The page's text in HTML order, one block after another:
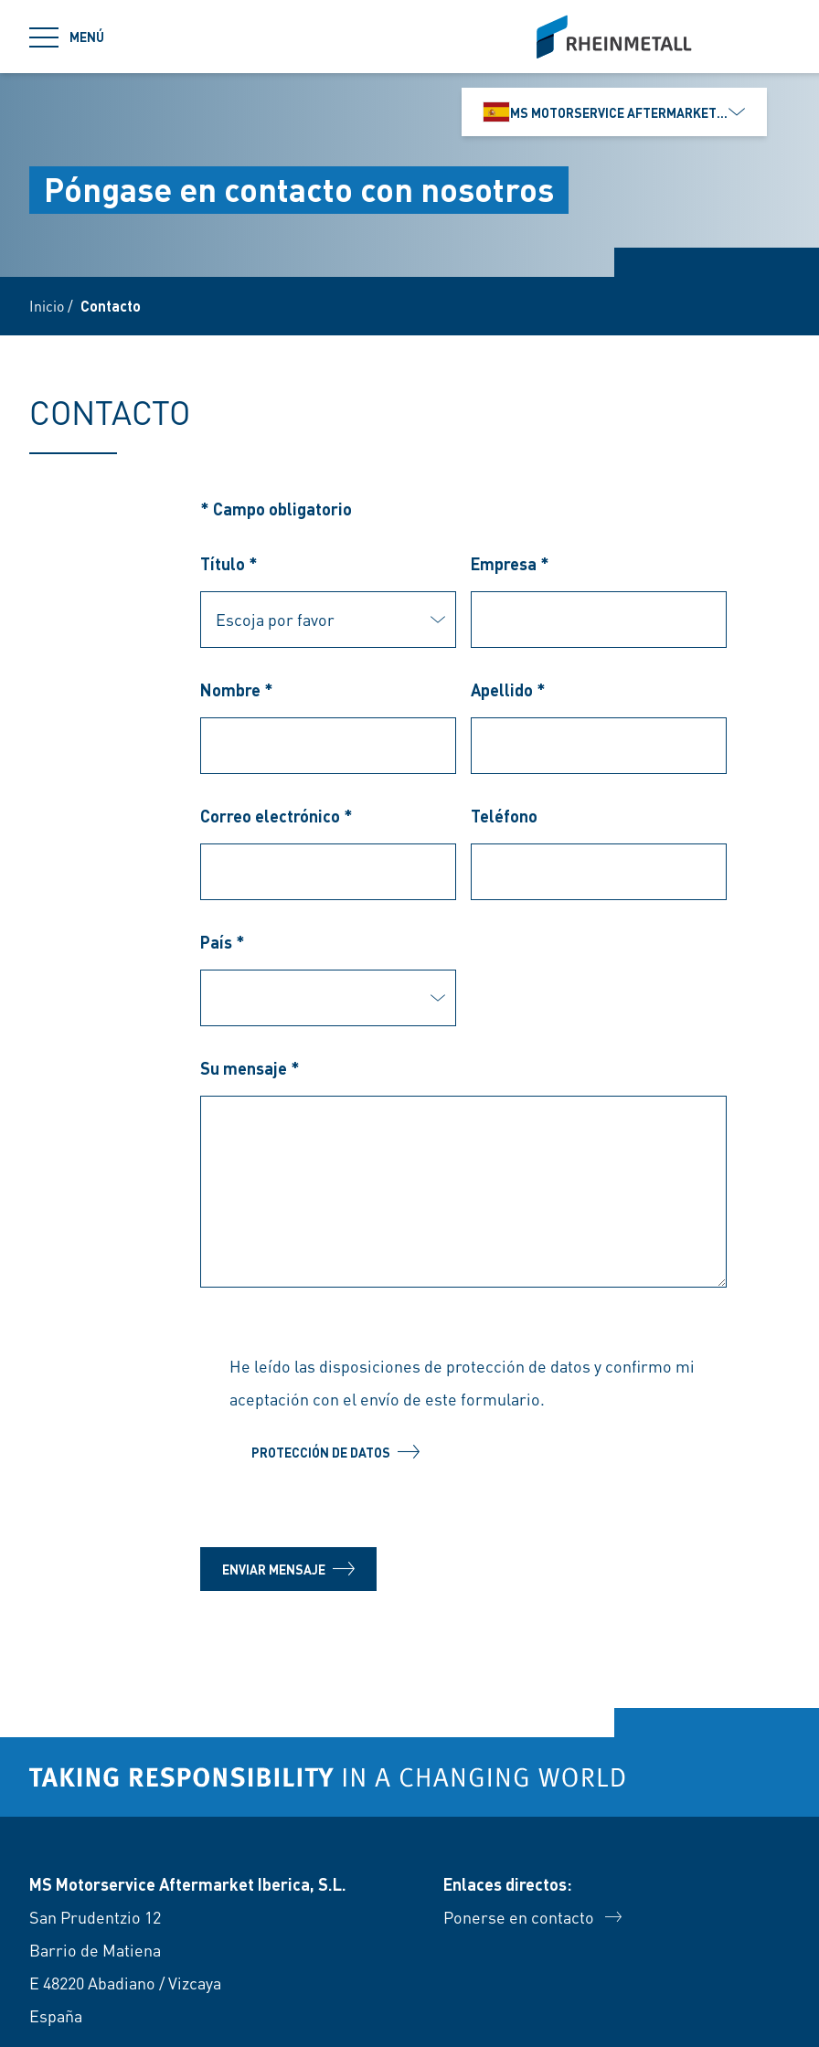
MENÚ
siteLogo
MS MOTORSERVICE AFTERMARKET IBÉRICA, S.L
Póngase en contacto con nosotros
Inicio/ Contacto
CONTACTO
* Campo obligatorio
Título * Empresa *
Nombre * Apellido *
Correo electrónico * Teléfono
País *
Su mensaje *
He leído las disposiciones de protección de datos y confirmo mi
aceptación con el envío de este formulario.
PROTECCIÓN DE DATOS
ENVIAR MENSAJE
MS Motorservice Aftermarket Iberica, S.L.
San Prudentzio 12
Barrio de Matiena
E 48220 Abadiano / Vizcaya
España
Enlaces directos:
Ponerse en contacto